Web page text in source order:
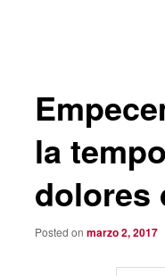
la
dolores
Posted on marzo 2, 2017